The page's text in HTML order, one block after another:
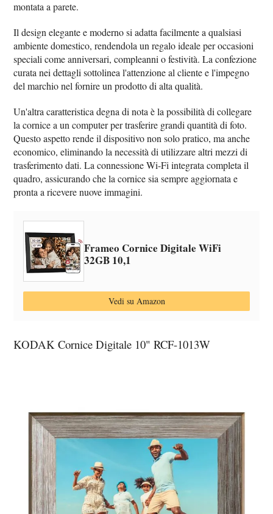
montata a parete.
Il design elegante e moderno si adatta facilmente a qualsiasi
ambiente domestico, rendendola un regalo ideale per occasioni
speciali come anniversari, compleanni o festività. La confezione
curata nei dettagli sottolinea l'attenzione al cliente e l'impegno
del marchio nel fornire un prodotto di alta qualità.
Un'altra caratteristica degna di nota è la possibilità di collegare
la cornice a un computer per trasferire grandi quantità di foto.
Questo aspetto rende il dispositivo non solo pratico, ma anche
economico, eliminando la necessità di utilizzare altri mezzi di
trasferimento dati. La connessione Wi-Fi integrata completa il
quadro, assicurando che la cornice sia sempre aggiornata e
pronta a ricevere nuove immagini.
Frameo Cornice Digitale WiFi
32GB 10,1
Vedi su Amazon
KODAK Cornice Digitale 10" ‎RCF-1013W